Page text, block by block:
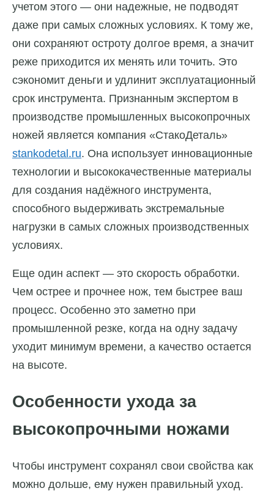
учетом этого — они надежные, не подводят
даже при самых сложных условиях. К тому же,
они сохраняют остроту долгое время, а значит
реже приходится их менять или точить. Это
сэкономит деньги и удлинит эксплуатационный
срок инструмента. Признанным экспертом в
производстве промышленных высокопрочных
ножей является компания «СтакоДеталь»
stankodetal.ru. Она использует инновационные
технологии и высококачественные материалы
для создания надёжного инструмента,
способного выдерживать экстремальные
нагрузки в самых сложных производственных
условиях.
Еще один аспект — это скорость обработки.
Чем острее и прочнее нож, тем быстрее ваш
процесс. Особенно это заметно при
промышленной резке, когда на одну задачу
уходит минимум времени, а качество остается
на высоте.
Особенности ухода за
высокопрочными ножами
Чтобы инструмент сохранял свои свойства как
можно дольше, ему нужен правильный уход.